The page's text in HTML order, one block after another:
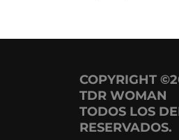
COPYRIGHT
TDR WOMAN
TODOS LOS
RESERVADOS.